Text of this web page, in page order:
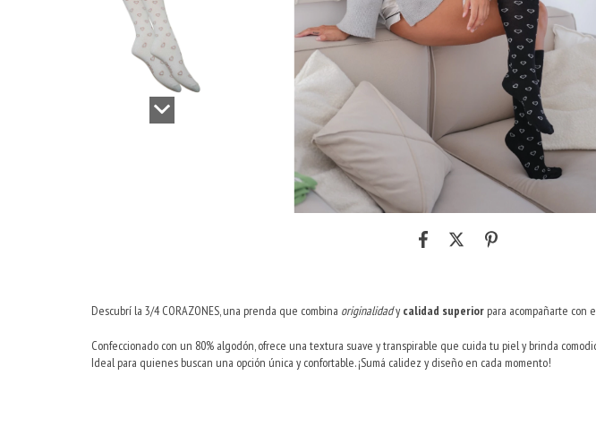
Descubrí la 3/4 CORAZONES, una prenda que combina originalidady calidad superior para acompañarte con
Confeccionado con un 80% algodón, ofrece una textura suave y transpirable que cuida tu piel y brinda
Ideal para quienes buscan una opción única y confortable. ¡Sumá calidez y diseño en cada momento!